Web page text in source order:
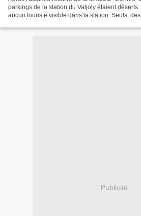
parkings de la station du Valjoly étaient
aucun touriste visible dans la station. Seuls,
Publicité